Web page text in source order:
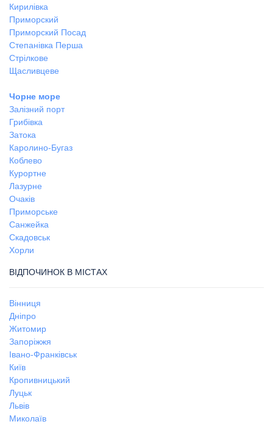
Кирилівка
Приморский
Приморский Посад
Степанівка Перша
Стрілкове
Щасливцеве
Чорне море
Залізний порт
Грибівка
Затока
Каролино-Бугаз
Коблево
Курортне
Лазурне
Очаків
Приморське
Санжейка
Скадовськ
Хорли
ВІДПОЧИНОК В МІСТАХ
Вінниця
Дніпро
Житомир
Запоріжжя
Івано-Франківськ
Київ
Кропивницький
Луцьк
Львів
Миколаїв